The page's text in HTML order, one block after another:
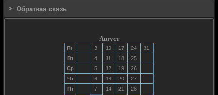
Обратная связь
Август
Пн 3 10 17 24
31
Вт
4 11 18
25
Ср
5 12 19
26
Чт
6 13 20
27
Пт
7 14 21
28